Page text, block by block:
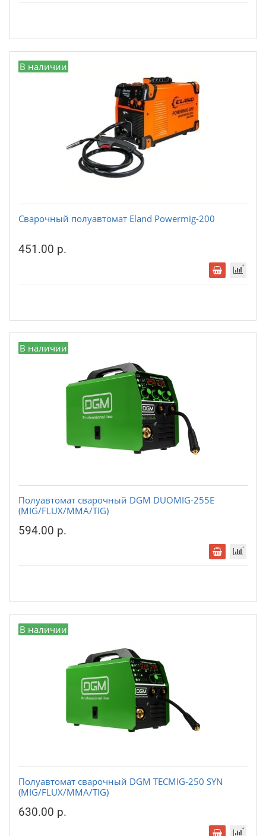
В наличии
Сварочный полуавтомат Eland Powermig-200
451.00 р.
В наличии
Полуавтомат сварочный DGM DUOMIG-255E
(MIG/FLUX/MMA/TIG)
594.00 р.
В наличии
Полуавтомат сварочный DGM TECMIG-250 SYN
(MIG/FLUX/MMA/TIG)
630.00 р.